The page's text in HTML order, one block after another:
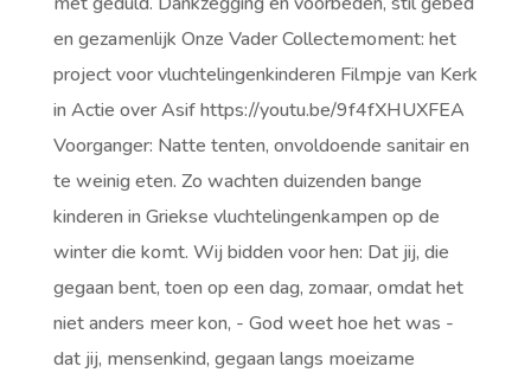
en gezamenlijk Onze Vader Collectemoment: het
project voor vluchtelingenkinderen Filmpje van Kerk
in Actie over Asif https://youtu.be/9f4fXHUXFEA
Voorganger: Natte tenten, onvoldoende sanitair en
te weinig eten. Zo wachten duizenden bange
kinderen in Griekse vluchtelingenkampen op de
winter die komt. Wij bidden voor hen: Dat jij, die
gegaan bent, toen op een dag, zomaar, omdat het
niet anders meer kon, - God weet hoe het was -
dat jij, mensenkind, gegaan langs moeizame